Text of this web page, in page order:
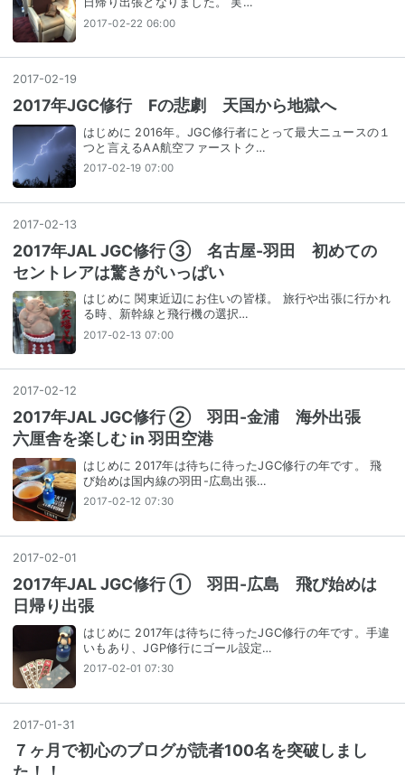
2017-02-22 06:00
2017-02-19
2017年JGC修行 Fの悲劇 天国から地獄へ
はじめに 2016年。JGC修行者にとって最大ニュースの１
つと言えるAA航空ファーストク…
2017-02-19 07:00
2017-02-13
2017年JAL JGC修行 ③ 名古屋-羽田 初めての
セントレアは驚きがいっぱい
はじめに 関東近辺にお住いの皆様。 旅行や出張に行かれ
る時、新幹線と飛行機の選択…
2017-02-13 07:00
2017-02-12
2017年JAL JGC修行 ② 羽田-金浦 海外出張
六厘舎を楽しむ in 羽田空港
はじめに 2017年は待ちに待ったJGC修行の年です。 飛
び始めは国内線の羽田-広島出張…
2017-02-12 07:30
2017-02-01
2017年JAL JGC修行 ① 羽田-広島 飛び始めは
日帰り出張
はじめに 2017年は待ちに待ったJGC修行の年です。手違
いもあり、JGP修行にゴール設定…
2017-02-01 07:30
2017-01-31
７ヶ月で初心のブログが読者100名を突破しまし